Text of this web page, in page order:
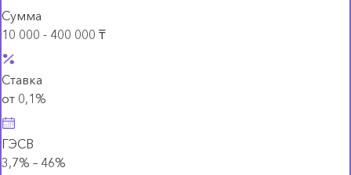
Сумма
10 000 - 400 000 ₸
Ставка
от 0,1%
ГЭСВ
3,7% – 46%